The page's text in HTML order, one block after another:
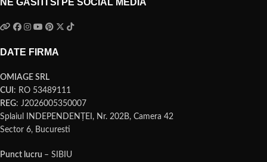
NE GASITI SI PE SOCIAL MEDIA
DATE FIRMA
OMIAGE SRL
CUI : RO 53489111
REG: J2026005350007
Splaiul INDEPENDENŢEI, Nr. 202B, Camera 42
Sector 6, Bucuresti
Punct lucru – SIBIU